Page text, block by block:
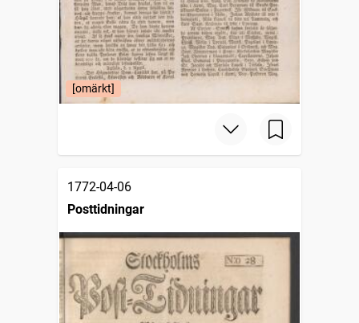
[omärkt]
1772-04-06
Posttidningar